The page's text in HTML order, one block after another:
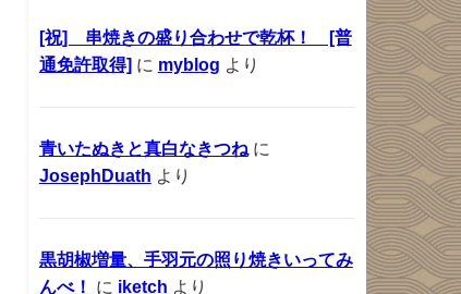
[祝] 串焼きの盛り合わせで乾杯！ [普
通免許取得] に myblog より
青いたぬきと真白なきつねに
JosephDuath より
黒胡椒増量、手羽元の照り焼きいってみ
んべ！
に iketch より